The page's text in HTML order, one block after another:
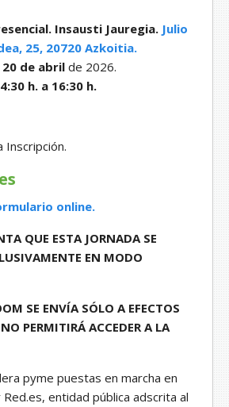
Insausti Jauregia. Julio
25, 20720 Azkoitia.
20 de abril de 2026.
h. a 16:30 h.
Inscripción.
online.
QUE ESTA JORNADA SE
EN MODO
SE ENVÍA SÓLO A EFECTOS
PERMITIRÁ ACCEDER A LA
pyme puestas en marcha en
entidad pública adscrita al